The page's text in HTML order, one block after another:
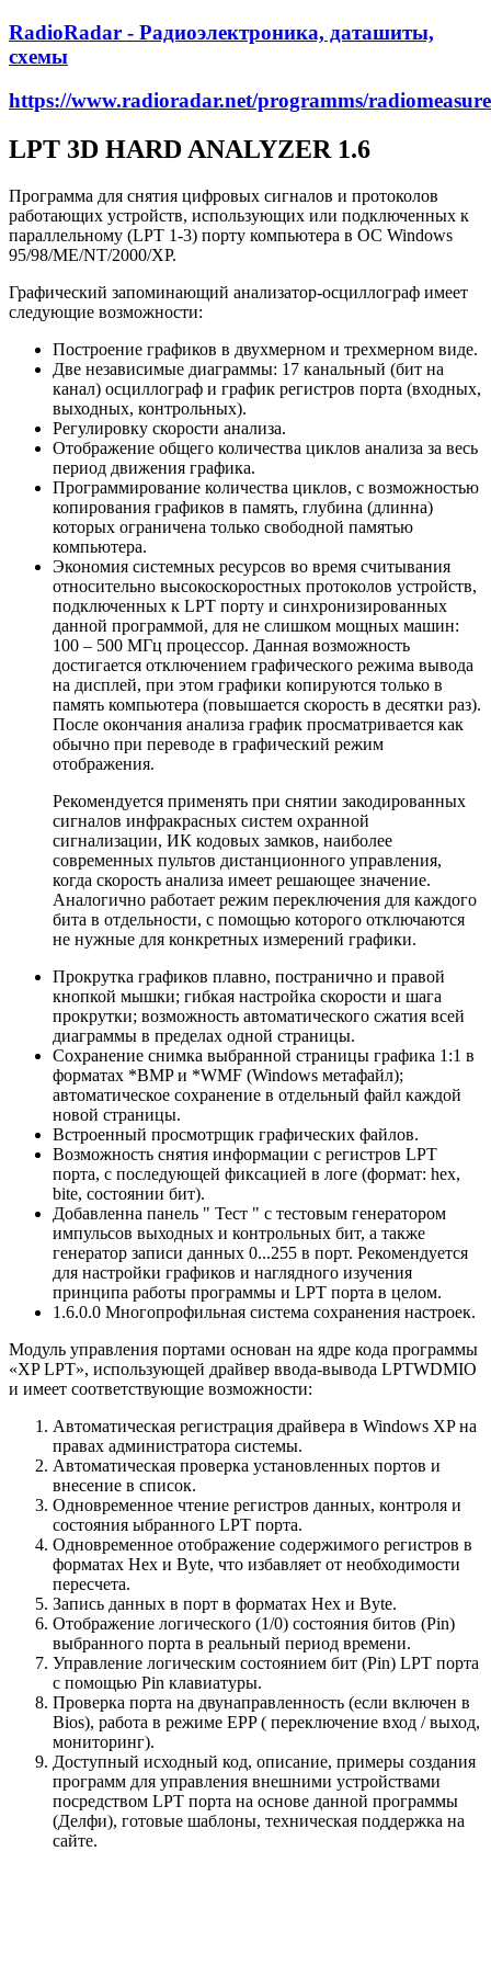
RadioRadar - Радиоэлектроника, даташиты,
схемы
https://www.radioradar.net/programms/
LPT 3D HARD ANALYZER 1.6
Программа для снятия цифровых сигналов и протоколов
работающих устройств, использующих или подключенных к
параллельному (LPT 1-3) порту компьютера в ОС Windows
95/98/ME/NT/2000/XP.
Графический запоминающий анализатор-осциллограф имеет
следующие возможности:
Построение графиков в двухмерном и трехмерном виде.
Две независимые диаграммы: 17 канальный (бит на
канал) осциллограф и график регистров порта (входных,
выходных, контрольных).
Регулировку скорости анализа.
Отображение общего количества циклов анализа за весь
период движения графика.
Программирование количества циклов, с возможностью
копирования графиков в память, глубина (длинна)
которых ограничена только свободной памятью
компьютера.
Экономия системных ресурсов во время считывания
относительно высокоскоростных протоколов устройств,
подключенных к LPT порту и синхронизированных
данной программой, для не слишком мощных машин:
100 – 500 МГц процессор. Данная возможность
достигается отключением графического режима вывода
на дисплей, при этом графики копируются только в
память компьютера (повышается скорость в десятки раз).
После окончания анализа график просматривается как
обычно при переводе в графический режим
отображения.
Рекомендуется применять при снятии закодированных
сигналов инфракрасных систем охранной
сигнализации, ИК кодовых замков, наиболее
современных пультов дистанционного управления,
когда скорость анализа имеет решающее значение.
Аналогично работает режим переключения для каждого
бита в отдельности, с помощью которого отключаются
не нужные для конкретных измерений графики.
Прокрутка графиков плавно, постранично и правой
кнопкой мышки; гибкая настройка скорости и шага
прокрутки; возможность автоматического сжатия всей
диаграммы в пределах одной страницы.
Сохранение снимка выбранной страницы графика 1:1 в
форматах *BMP и *WMF (Windows метафайл);
автоматическое сохранение в отдельный файл каждой
новой страницы.
Встроенный просмотрщик графических файлов.
Возможность снятия информации с регистров LPT
порта, с последующей фиксацией в логе (формат: hex,
bite, состоянии бит).
Добавленна панель " Тест " с тестовым генератором
импульсов выходных и контрольных бит, а также
генератор записи данных 0...255 в порт. Рекомендуется
для настройки графиков и наглядного изучения
принципа работы программы и LPT порта в целом.
1.6.0.0 Многопрофильная система сохранения настроек.
Модуль управления портами основан на ядре кода программы
«XP LPT», использующей драйвер ввода-вывода LPTWDMIO
и имеет соответствующие возможности:
Автоматическая регистрация драйвера в Windows XP на
правах администратора системы.
Автоматическая проверка установленных портов и
внесение в список.
Одновременное чтение регистров данных, контроля и
состояния ыбранного LPT порта.
Одновременное отображение содержимого регистров в
форматах Hex и Byte, что избавляет от необходимости
пересчета.
Запись данных в порт в форматах Hex и Byte.
Отображение логического (1/0) состояния битов (Pin)
выбранного порта в реальный период времени.
Управление логическим состоянием бит (Pin) LPT порта
с помощью Pin клавиатуры.
Проверка порта на двунаправленность (если включен в
Bios), работа в режиме EPP ( переключение вход / выход,
мониторинг).
Доступный исходный код, описание, примеры создания
программ для управления внешними устройствами
посредством LPT порта на основе данной программы
(Делфи), готовые шаблоны, техническая поддержка на
сайте.